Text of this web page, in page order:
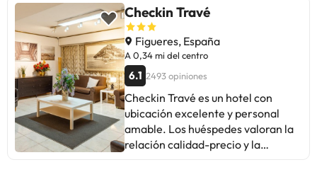
mantenimiento, Wi-Fi y ruidos.
Aunque hay críticas puntuales, la
mayoría valora positivamente su
estancia, recomendando el hotel
para viajeros que buscan
comodidad y buena ubicación.
Ideal para disfrutar de Figueres y
sus alrededores.
Checkin Travé
Figueres, España
A 0,34 mi del centro
6.1 2493 opiniones
Checkin Travé es un hotel con
ubicación excelente y personal
amable. Los huéspedes valoran la
relación calidad-precio y la